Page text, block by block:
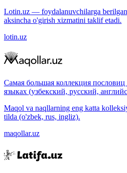
Lotin.uz — foydalanuvchilarga
aksincha o'girish xizmatini taklif etadi.
lotin.uz
Самая большая коллекция пословиц
языках (узбекский, русский,
Maqol va naqllarning eng katta
tilda (o'zbek, rus, ingliz).
maqollar.uz